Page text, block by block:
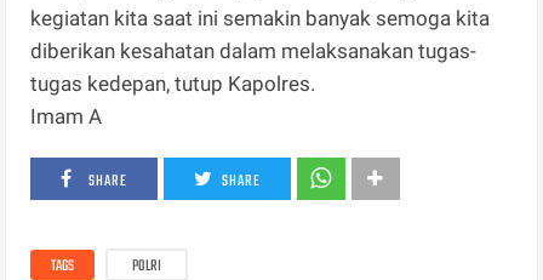
kegiatan kita saat ini semakin banyak semoga kita
diberikan kesahatan dalam melaksanakan tugas-
tugas kedepan, tutup Kapolres.
Imam A
SHARE SHARE
TAGS POLRI